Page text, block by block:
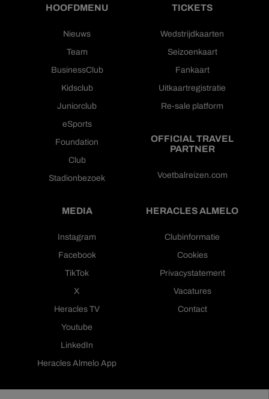
HOOFDMENU
Nieuws
Team
BusinessClub
Kidsclub
Juniorclub
eSports
Foundation
Club
Stadionbezoek
TICKETS
Wedstrijdkaarten
Seizoenkaart
Fankaart
Uitkaartregistratie
Re-sale platform
OFFICIAL TRAVEL
PARTNER
Voetbalreizen.com
MEDIA
Instagram
Facebook
TikTok
X
Heracles TV
Youtube
LinkedIn
Heracles Almelo App
HERACLES ALMELO
Clubinformatie
Cookies
Privacystatement
Vacatures
Contact